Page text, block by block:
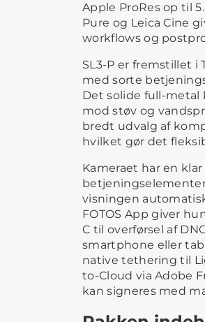
Apple ProRes op til
Pure og Leica Cine
workflows og
SL3-P er fremstillet
med sorte
Det solide full-metal
mod støv og
bredt udvalg af
hvilket gør det
Kameraet har en
visningen
FOTOS App giver
C til overførsel af
smartphone eller
native tethering til
to-Cloud via Adobe
kan signeres med